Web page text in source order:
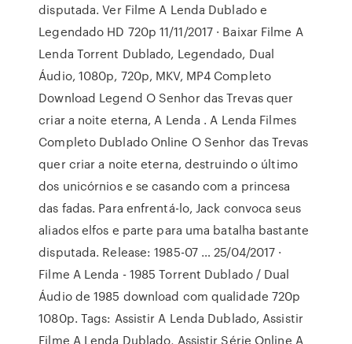
disputada. Ver Filme A Lenda Dublado e
Legendado HD 720p 11/11/2017 · Baixar Filme A
Lenda Torrent Dublado, Legendado, Dual
Áudio, 1080p, 720p, MKV, MP4 Completo
Download Legend O Senhor das Trevas quer
criar a noite eterna, A Lenda . A Lenda Filmes
Completo Dublado Online O Senhor das Trevas
quer criar a noite eterna, destruindo o último
dos unicórnios e se casando com a princesa
das fadas. Para enfrentá-lo, Jack convoca seus
aliados elfos e parte para uma batalha bastante
disputada. Release: 1985-07 … 25/04/2017 ·
Filme A Lenda - 1985 Torrent Dublado / Dual
Áudio de 1985 download com qualidade 720p
1080p. Tags: Assistir A Lenda Dublado, Assistir
Filme A Lenda Dublado, Assistir Série Online A